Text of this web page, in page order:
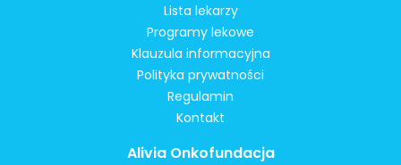
Lista lekarzy
Programy lekowe
Klauzula informacyjna
Polityka prywatności
Regulamin
Kontakt
Alivia Onkofundacja